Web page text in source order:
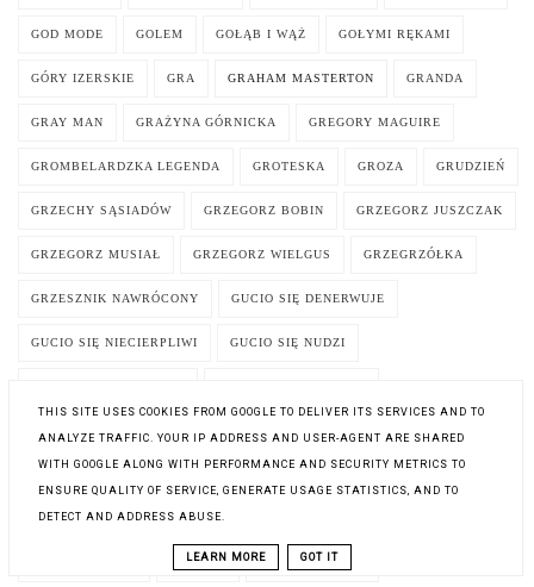
GOD MODE GOLEM GOŁĄB I WĄŻ GOŁYMI RĘKAMI
GÓRY IZERSKIE GRA GRAHAM MASTERTON GRANDA
GRAY MAN GRAŻYNA GÓRNICKA GREGORY MAGUIRE
GROMBELARDZKA LEGENDA GROTESKA GROZA GRUDZIEŃ
GRZECHY SĄSIADÓW GRZEGORZ BOBIN GRZEGORZ JUSZCZAK
GRZEGORZ MUSIAŁ GRZEGORZ WIELGUS GRZEGRZÓŁKA
GRZESZNIK NAWRÓCONY GUCIO SIĘ DENERWUJE
GUCIO SIĘ NIECIERPLIWI GUCIO SIĘ NUDZI
GUILLAUME MUSSO GWIAZDA PÓŁNOCY
GWIAZDY NA WŁOSKIM NIEBIE
HANNAH HARLAN COBEN
THIS SITE USES COOKIES FROM GOOGLE TO DELIVER ITS SERVICES AND TO
ANALYZE TRAFFIC. YOUR IP ADDRESS AND USER-AGENT ARE SHARED
WITH GOOGLE ALONG WITH PERFORMANCE AND SECURITY METRICS TO
ENSURE QUALITY OF SERVICE, GENERATE USAGE STATISTICS, AND TO
DETECT AND ADDRESS ABUSE.
LEARN MORE GOT IT